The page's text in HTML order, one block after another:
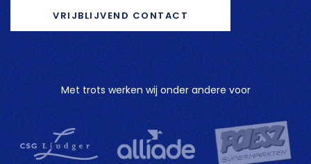
VRIJBLIJVEND CONTACT
Met trots werken wij onder andere voor